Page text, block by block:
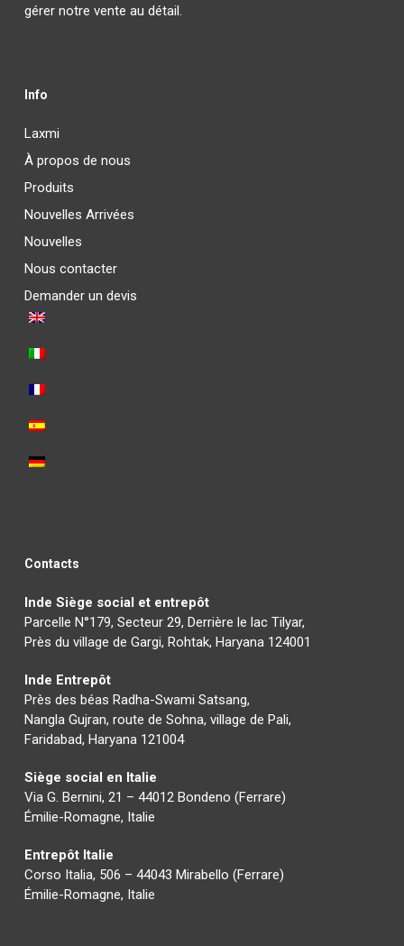
gérer notre vente au détail.
Info
Laxmi
À propos de nous
Produits
Nouvelles Arrivées
Nouvelles
Nous contacter
Demander un devis
Contacts
Inde Siège social et entrepôt
Parcelle N°179, Secteur 29, Derrière le lac Tilyar,
Près du village de Gargi, Rohtak, Haryana 124001
Inde Entrepôt
Près des béas Radha-Swami Satsang,
Nangla Gujran, route de Sohna, village de Pali,
Faridabad, Haryana 121004
Siège social en Italie
Via G. Bernini, 21 – 44012 Bondeno (Ferrare)
Émilie-Romagne, Italie
Entrepôt Italie
Corso Italia, 506 – 44043 Mirabello (Ferrare)
Émilie-Romagne, Italie